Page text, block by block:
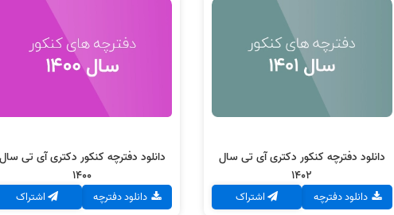
دانلود دفترچه کنکور دکتری آی
تی
سال 1402
دانلود دفترچه
دانلود دفترچه کنکور دکتری آی تی سال
1402
دانلود دفترچه اشتراک
دانلود دفترچه کنکور دکتری آی
تی
سال 1400
دانلود دفترچه
دانلود دفترچه کنکور دکتری آی تی سال
1400
دانلود دفترچه اشتراک